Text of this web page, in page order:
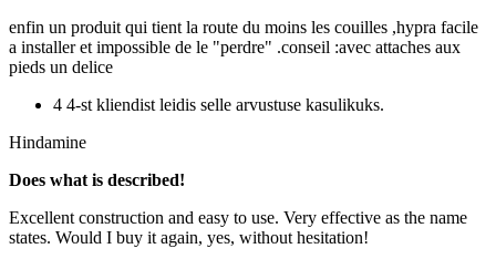
enfin un produit qui tient la route du moins les couilles ,hypra facile
a installer et impossible de le "perdre" .conseil :avec attaches aux
pieds un delice
4 4-st kliendist leidis selle arvustuse kasulikuks.
Hindamine
Does what is described!
Excellent construction and easy to use. Very effective as the name
states. Would I buy it again, yes, without hesitation!